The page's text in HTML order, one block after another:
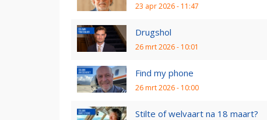
23 apr 2026 - 11:47
Drugshol
26 mrt 2026 - 10:01
Find my phone
26 mrt 2026 - 10:00
Stilte of welvaart na 18 maart?